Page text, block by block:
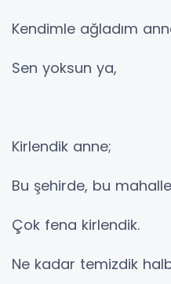
Kendimle ağladım
Sen yoksun ya,
Kirlendik anne;
Bu şehirde, bu
Çok fena kirlendik.
Ne kadar temizdik